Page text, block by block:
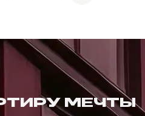
МЕЧТЫ